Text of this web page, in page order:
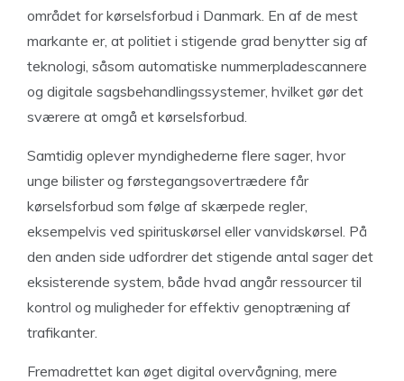
området for kørselsforbud i Danmark. En af de mest
markante er, at politiet i stigende grad benytter sig af
teknologi, såsom automatiske nummerpladescannere
og digitale sagsbehandlingssystemer, hvilket gør det
sværere at omgå et kørselsforbud.
Samtidig oplever myndighederne flere sager, hvor
unge bilister og førstegangsovertrædere får
kørselsforbud som følge af skærpede regler,
eksempelvis ved spirituskørsel eller vanvidskørsel. På
den anden side udfordrer det stigende antal sager det
eksisterende system, både hvad angår ressourcer til
kontrol og muligheder for effektiv genoptræning af
trafikanter.
Fremadrettet kan øget digital overvågning, mere